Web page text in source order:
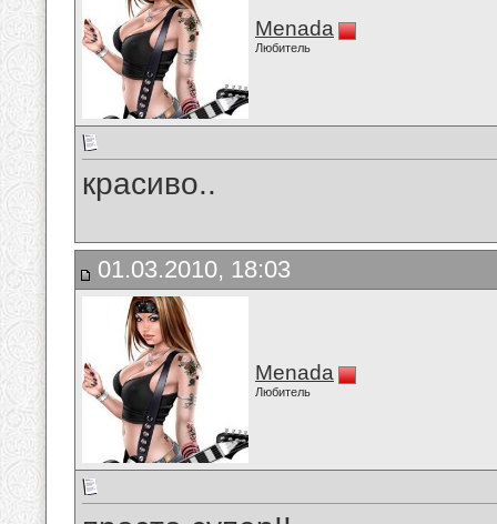
Menada
Любитель
красиво..
01.03.2010, 18:03
Menada
Любитель